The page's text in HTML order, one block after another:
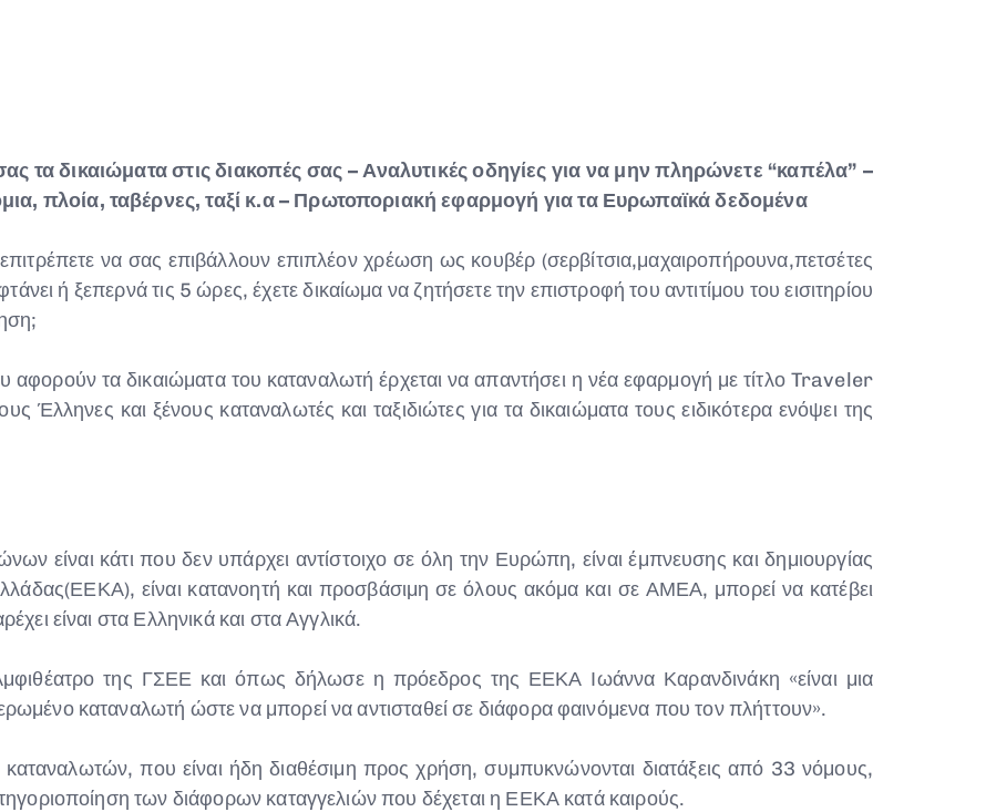
τα δικαιώματα στις διακοπές σας – Αναλυτικές οδηγίες για να μην πληρώνετε “καπέλα” –
πλοία, ταβέρνες, ταξί κ.α – Πρωτοποριακή εφαρμογή για τα Ευρωπαϊκά δεδομένα
να σας επιβάλλουν επιπλέον χρέωση ως κουβέρ (σερβίτσια,μαχαιροπήρουνα,πετσέτες
ή ξεπερνά τις 5 ώρες, έχετε δικαίωμα να ζητήσετε την επιστροφή του αντιτίμου του εισιτηρίου
τα δικαιώματα του καταναλωτή έρχεται να απαντήσει η νέα εφαρμογή με τίτλο Traveler
Έλληνες και ξένους καταναλωτές και ταξιδιώτες για τα δικαιώματα τους ειδικότερα ενόψει της
είναι κάτι που δεν υπάρχει αντίστοιχο σε όλη την Ευρώπη, είναι έμπνευσης και δημιουργίας
είναι κατανοητή και προσβάσιμη σε όλους ακόμα και σε ΑΜΕΑ, μπορεί να κατέβει
είναι στα Ελληνικά και στα Αγγλικά.
της ΓΣΕΕ και όπως δήλωσε η πρόεδρος της ΕΕΚΑ Ιωάννα Καρανδινάκη «είναι μια
καταναλωτή ώστε να μπορεί να αντισταθεί σε διάφορα φαινόμενα που τον πλήττουν».
που είναι ήδη διαθέσιμη προς χρήση, συμπυκνώνονται διατάξεις από 33 νόμους,
των διάφορων καταγγελιών που δέχεται η ΕΕΚΑ κατά καιρούς.